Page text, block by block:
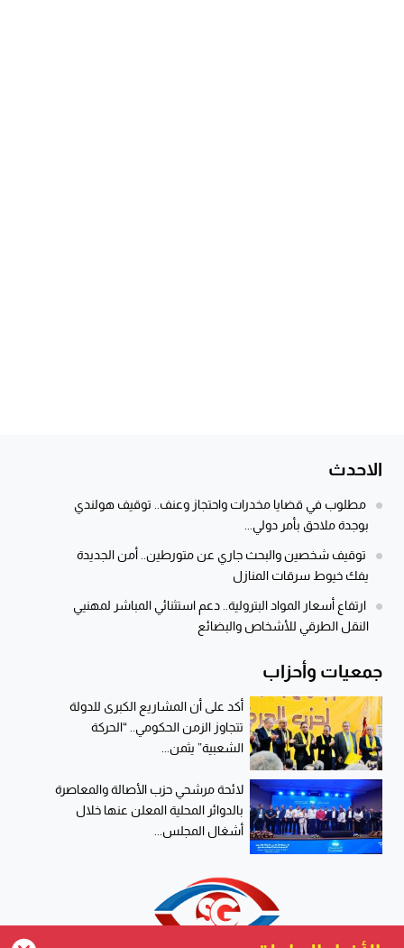
الاحدث
مطلوب في قضايا مخدرات واحتجاز وعنف.. توقيف هولندي
بوجدة ملاحق بأمر دولي...
توقيف شخصين والبحث جاري عن متورطين.. أمن الجديدة
يفك خيوط سرقات المنازل
ارتفاع أسعار المواد البترولية.. دعم استثنائي المباشر لمهنيي
النقل الطرقي للأشخاص والبضائع
جمعيات وأحزاب
أكد على أن المشاريع الكبرى للدولة
تتجاوز الزمن الحكومي.. “الحركة
الشعبية” يثمن...
لائحة مرشحي حزب الأصالة والمعاصرة
بالدوائر المحلية المعلن عنها خلال
أشغال المجلس...